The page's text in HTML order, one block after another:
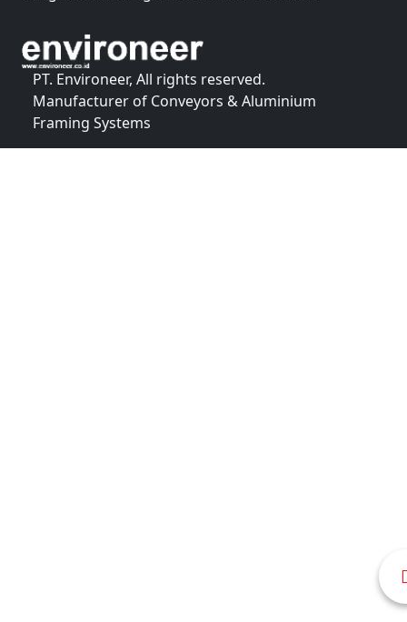
PT. Environeer, All rights reserved.
Manufacturer of Conveyors & Aluminium